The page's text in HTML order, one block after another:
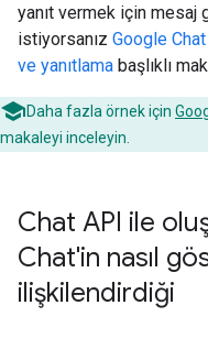
yanıt vermek için mesaj
istiyorsanız Google
ve yanıtlama başlıklı
Daha fazla örnek için
makaleyi inceleyin.
Chat API ile
Chat'in nasıl
ilişkilendirdiği